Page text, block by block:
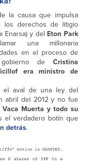
la causa que impulsa
los derechos de litigio
Enarsa) y del Eton Park
una millonaria
en el proceso de
de Cristina
era ministro de
el aval de una ley del
abril del 2012 y no fue
Muerta y todo su
el verdadero botín que
detrás.